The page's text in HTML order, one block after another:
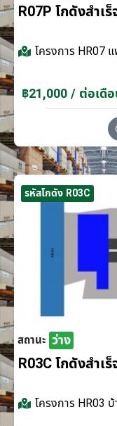
R07P โกดังสำเ
โครงการ HR07
฿21,000 / ต่อเดื
รหัสโกดัง R03C
สถานะ ว่าง
R03C โกดังสำเ
โครงการ HR03